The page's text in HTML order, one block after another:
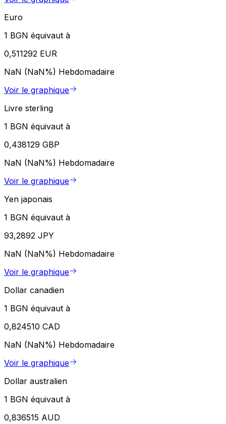
Euro
1 BGN équivaut à
0,511292 EUR
NaN (NaN%) Hebdomadaire
Voir le graphique
Livre sterling
1 BGN équivaut à
0,438129 GBP
NaN (NaN%) Hebdomadaire
Voir le graphique
Yen japonais
1 BGN équivaut à
93,2892 JPY
NaN (NaN%) Hebdomadaire
Voir le graphique
Dollar canadien
1 BGN équivaut à
0,824510 CAD
NaN (NaN%) Hebdomadaire
Voir le graphique
Dollar australien
1 BGN équivaut à
0,836515 AUD